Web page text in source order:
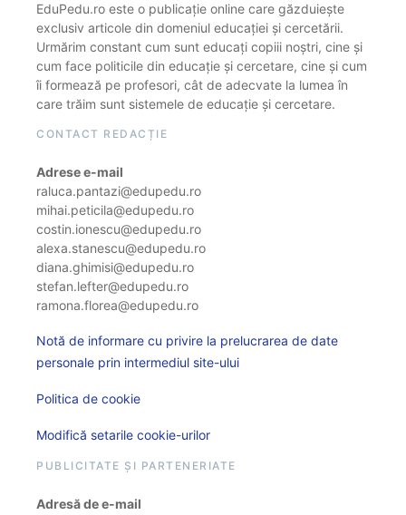
EduPedu.ro este o publicație online care găzduiește
exclusiv articole din domeniul educației și cercetării.
Urmărim constant cum sunt educați copiii noștri, cine și
cum face politicile din educație și cercetare, cine și cum
îi formează pe profesori, cât de adecvate la lumea în
care trăim sunt sistemele de educație și cercetare.
CONTACT REDACȚIE
Adrese e-mail
raluca.pantazi@edupedu.ro
mihai.peticila@edupedu.ro
costin.ionescu@edupedu.ro
alexa.stanescu@edupedu.ro
diana.ghimisi@edupedu.ro
stefan.lefter@edupedu.ro
ramona.florea@edupedu.ro
Notă de informare cu privire la prelucrarea de date
personale prin intermediul site-ului
Politica de cookie
Modifică setarile cookie-urilor
PUBLICITATE ȘI PARTENERIATE
Adresă de e-mail